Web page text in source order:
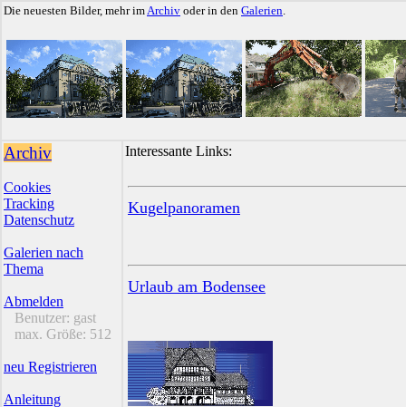
Die neuesten Bilder, mehr imArchiv oder in den Galerien.
Archiv
Cookies
Tracking
Datenschutz
Galerien nach
Thema
Abmelden
Benutzer: gast
max. Größe: 512
neu Registrieren
Anleitung
Interessante Links:
Kugelpanoramen
Urlaub am Bodensee